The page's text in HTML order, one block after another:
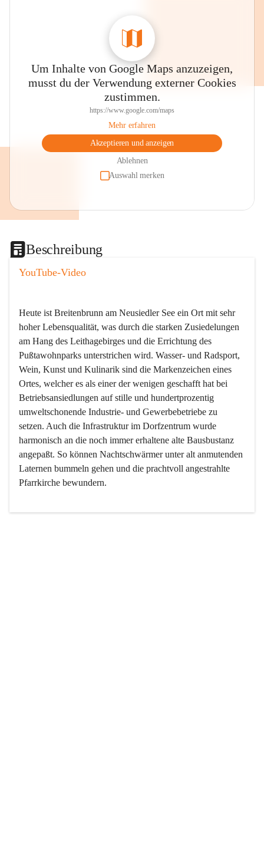
Um Inhalte von Google Maps anzuzeigen,
musst du der Verwendung externer Cookies
zustimmen.
https://www.google.com/maps
Mehr erfahren
Akzeptieren und anzeigen
Ablehnen
Auswahl merken
Beschreibung
YouTube-Video
Heute ist Breitenbrunn am Neusiedler See ein Ort mit sehr
hoher Lebensqualität, was durch die starken Zusiedelungen
am Hang des Leithagebirges und die Errichtung des
Pußtawohnparks unterstrichen wird. Wasser- und Radsport,
Wein, Kunst und Kulinarik sind die Markenzeichen eines
Ortes, welcher es als einer der wenigen geschafft hat bei
Betriebsansiedlungen auf stille und hundertprozentig
umweltschonende Industrie- und Gewerbebetriebe zu
setzen. Auch die Infrastruktur im Dorfzentrum wurde
harmonisch an die noch immer erhaltene alte Bausbustanz
angepaßt. So können Nachtschwärmer unter alt anmutenden
Laternen bummeln gehen und die prachtvoll angestrahlte
Pfarrkirche bewundern.
Der Weinbau dominert heute nicht mehr, ist aber integrativer